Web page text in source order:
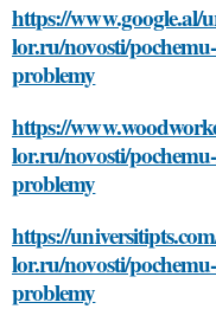
https://www.google.al/
lor.ru/novosti/
problemy
https://
lor.ru/novosti/
problemy
https://
lor.ru/novosti/
problemy